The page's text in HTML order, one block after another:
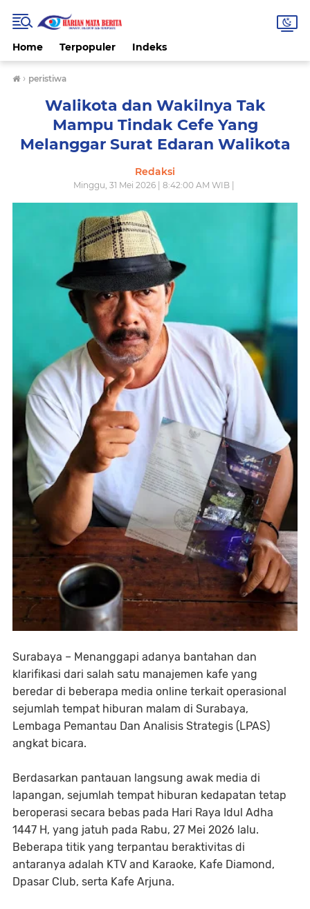
Home Terpopuler Indeks
› peristiwa
Walikota dan Wakilnya Tak
Mampu Tindak Cefe Yang
Melanggar Surat Edaran Walikota
Redaksi
Minggu, 31 Mei 2026 | 8:42:00 AM WIB |
Surabaya – Menanggapi adanya bantahan dan
klarifikasi dari salah satu manajemen kafe yang
beredar di beberapa media online terkait operasional
sejumlah tempat hiburan malam di Surabaya,
Lembaga Pemantau Dan Analisis Strategis (LPAS)
angkat bicara.
Berdasarkan pantauan langsung awak media di
lapangan, sejumlah tempat hiburan kedapatan tetap
beroperasi secara bebas pada Hari Raya Idul Adha
1447 H, yang jatuh pada Rabu, 27 Mei 2026 lalu.
Beberapa titik yang terpantau beraktivitas di
antaranya adalah KTV and Karaoke, Kafe Diamond,
Dpasar Club, serta Kafe Arjuna.